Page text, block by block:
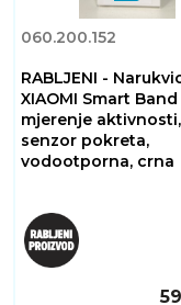
060.200.152
RABLJENI -
XIAOMI Smart
mjerenje aktivnosti,
senzor pokreta,
vodootporna, crna